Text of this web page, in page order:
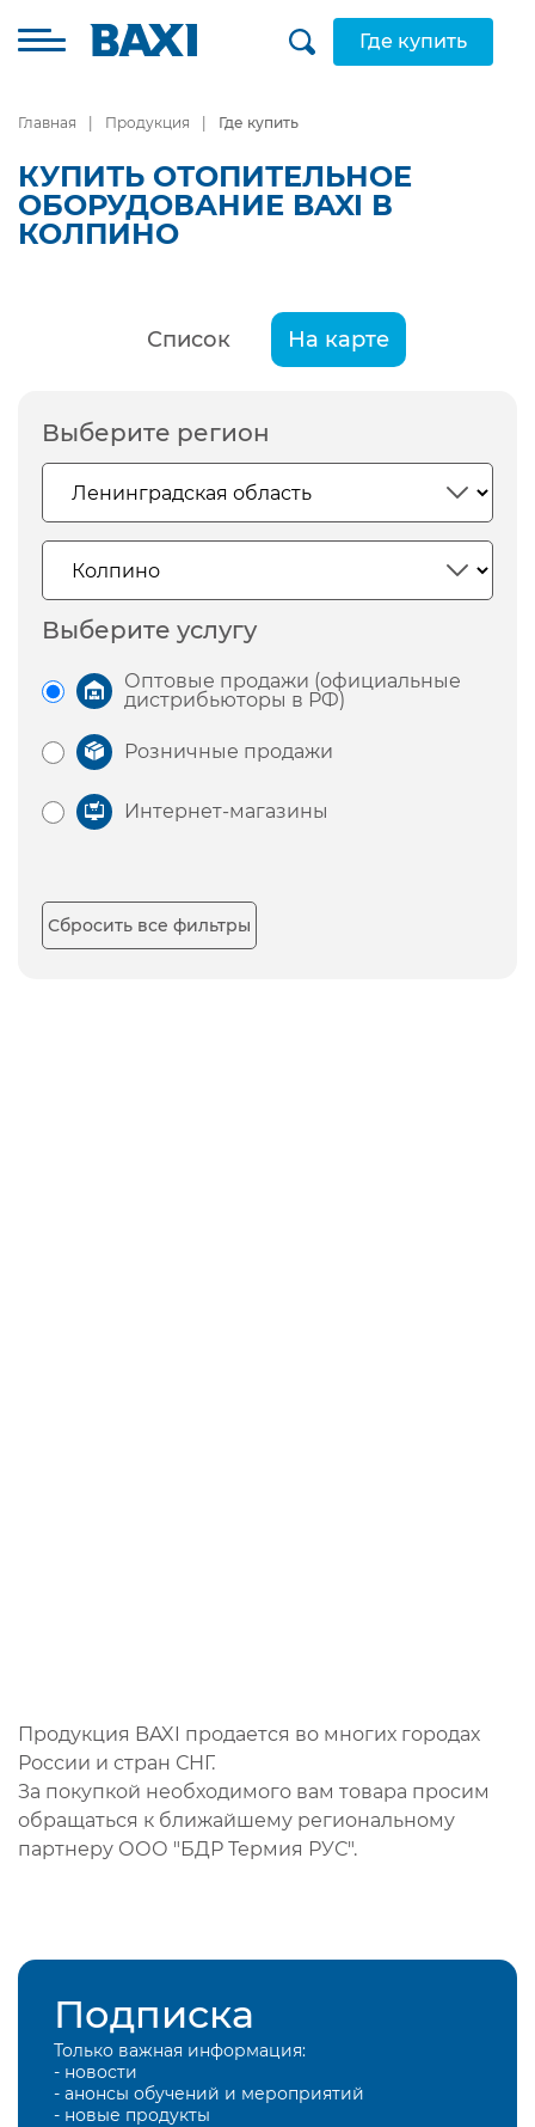
Где купить
Главная Продукция Где купить
КУПИТЬ ОТОПИТЕЛЬНОЕ
ОБОРУДОВАНИЕ BAXI В
КОЛПИНО
Список На карте
Выберите регион
Выберите услугу
Оптовые продажи (официальные
дистрибьюторы в РФ)
Розничные продажи
Интернет-магазины
Сбросить все фильтры
Продукция BAXI продается во многих городах
России и стран СНГ.
За покупкой необходимого вам товара просим
обращаться к ближайшему региональному
партнеру ООО "БДР Термия РУС".
Подписка
Только важная информация:
- новости
- анонсы обучений и мероприятий
- новые продукты